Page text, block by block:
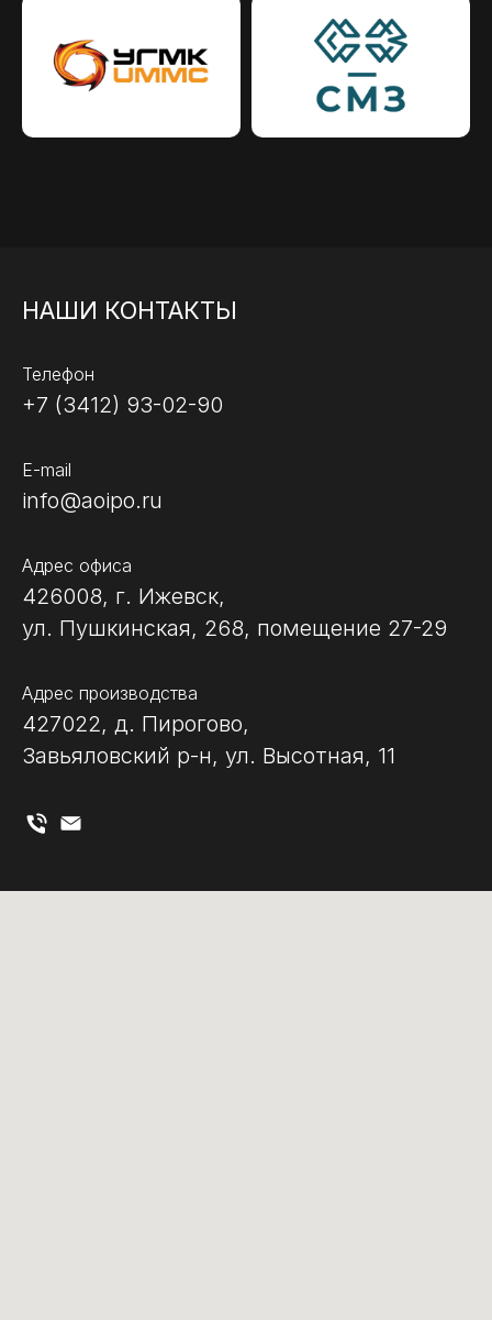
НАШИ КОНТАКТЫ
Телефон
+7 (3412) 93-02-90
E-mail
info@aoipo.ru
Адрес офиса
426008, г. Ижевск,
ул. Пушкинская, 268, помещение 27-29
Адрес производства
427022, д. Пирогово,
Завьяловский р-н, ул. Высотная, 11